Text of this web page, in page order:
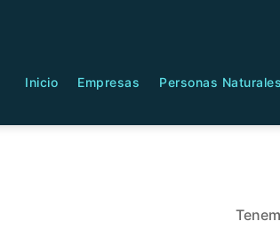
Inicio Empresas Personas Naturales